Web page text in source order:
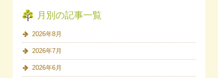
月別の記事一覧
2026年8月
2026年7月
2026年6月